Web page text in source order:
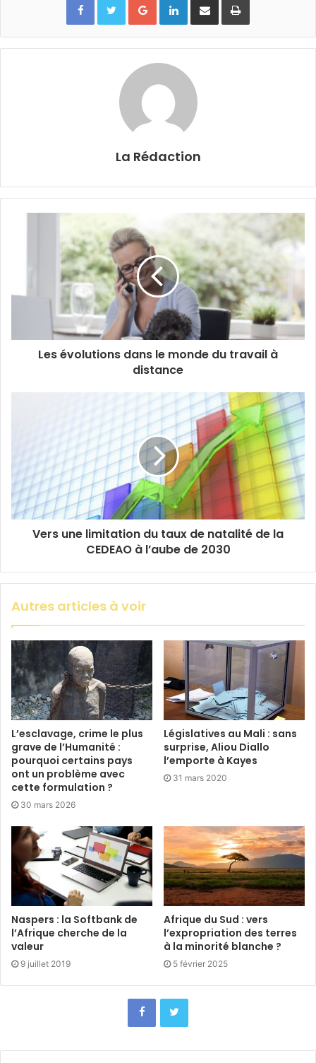
La Rédaction
Les évolutions dans le monde du travail à
distance
Vers une limitation du taux de natalité de la
CEDEAO à l’aube de 2030
Autres articles à voir
L’esclavage, crime le plus
grave de l’Humanité :
pourquoi certains pays
ont un problème avec
cette formulation ?
30 mars 2026
Législatives au Mali : sans
surprise, Aliou Diallo
l’emporte à Kayes
31 mars 2020
Naspers : la Softbank de
l’Afrique cherche de la
valeur
9 juillet 2019
Afrique du Sud : vers
l’expropriation des terres
à la minorité blanche ?
5 février 2025